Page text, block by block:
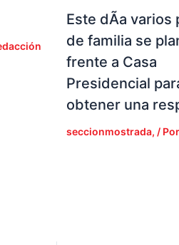
Este dÃ­a varios
de familia se
frente a Casa
Presidencial
obtener una
seccionmostrada, / Por